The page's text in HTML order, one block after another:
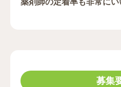
薬剤師の定着率も非常にい
募集